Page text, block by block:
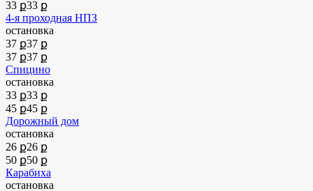
33 ք33 ք
4-я проходная НПЗ
остановка
37 ք37 ք
37 ք37 ք
Спицино
остановка
33 ք33 ք
45 ք45 ք
Дорожный дом
остановка
26 ք26 ք
50 ք50 ք
Карабиха
остановка